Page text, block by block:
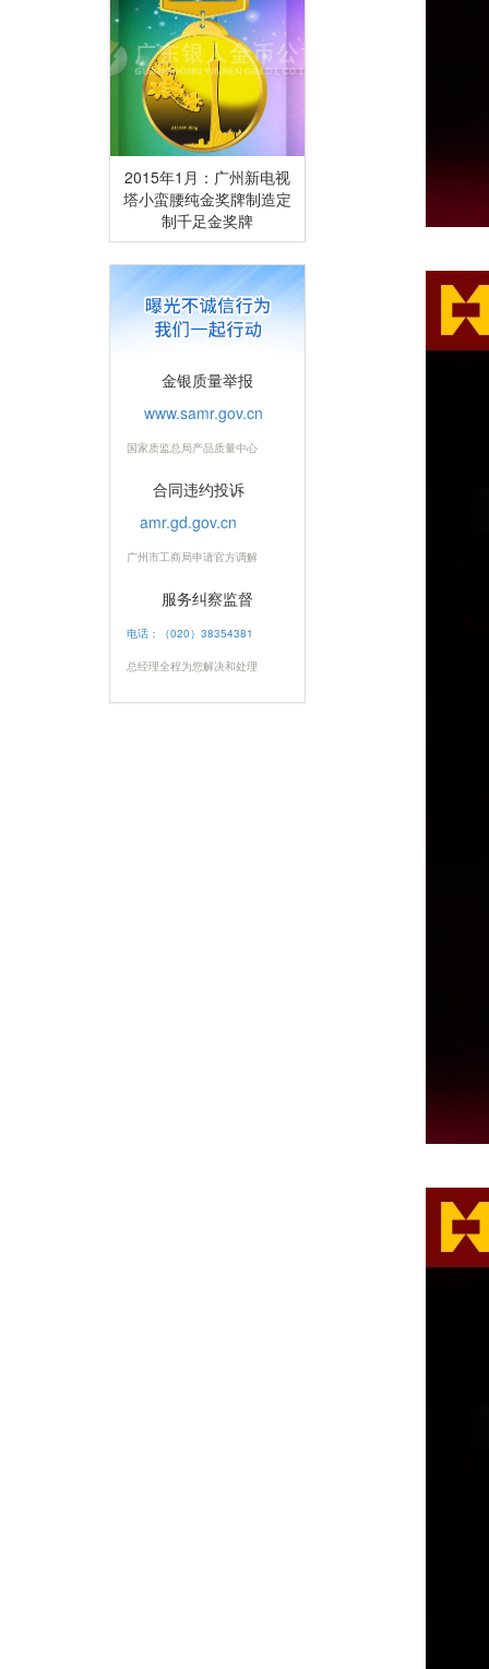
2015年1月：广州新电视
塔小蛮腰纯金奖牌制造定
制千足金奖牌
金银质量举报
www.samr.gov.cn
国家质监总局产品质量中心
合同违约投诉
amr.gd.gov.cn
广州市工商局申请官方调解
服务纠察监督
电话：（020）38354381
总经理全程为您解决和处理